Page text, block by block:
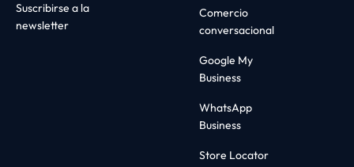
Suscribirse a la
newsletter
Comercio
conversacional
Google My
Business
WhatsApp
Business
Store Locator